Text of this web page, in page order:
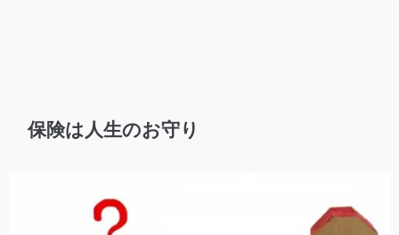
保険は人生のお守り